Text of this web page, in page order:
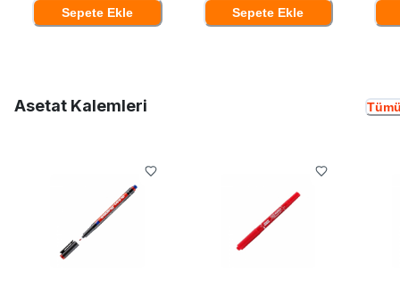
Sepete Ekle Sepete Ekle
Asetat Kalemleri